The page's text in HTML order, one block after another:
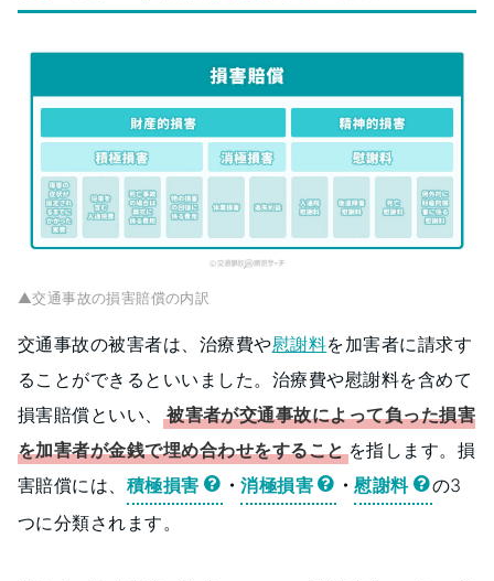
▲交通事故の損害賠償の内訳
交通事故の被害者は、治療費や慰謝料を加害者に請求す
ることができるといいました。治療費や慰謝料を含めて
損害賠償といい、
被害者が交通事故によって負った損害
を加害者が金銭で埋め合わせをすることを指します。損
害賠償には、 積極損害 ・消極損害 ・慰謝料
の3
つに分類されます。